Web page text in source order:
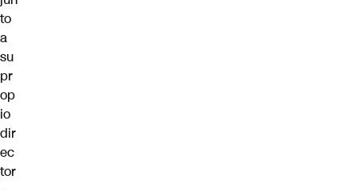
to
a
su
pr
op
io
dir
ec
tor